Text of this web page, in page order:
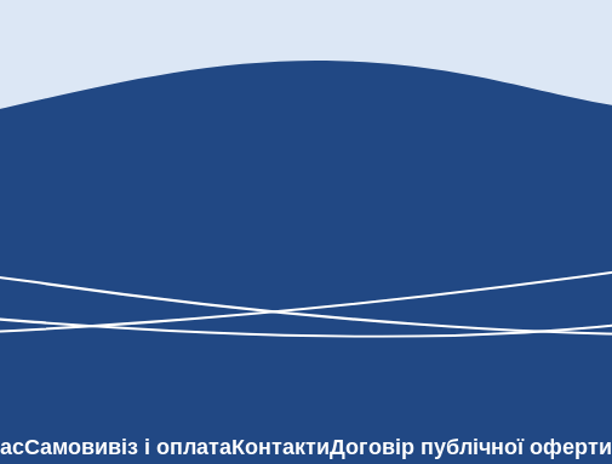
Самовивіз і оплатаКонтактиДоговір публічної оферти